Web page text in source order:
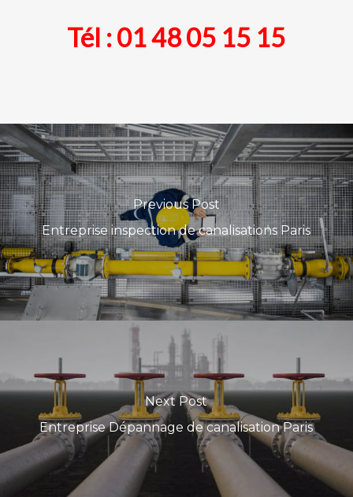
Tél :01 48 05 15 15
Previous Post
Entreprise inspection de canalisations Paris
Next Post
Entreprise Dépannage de canalisation Paris